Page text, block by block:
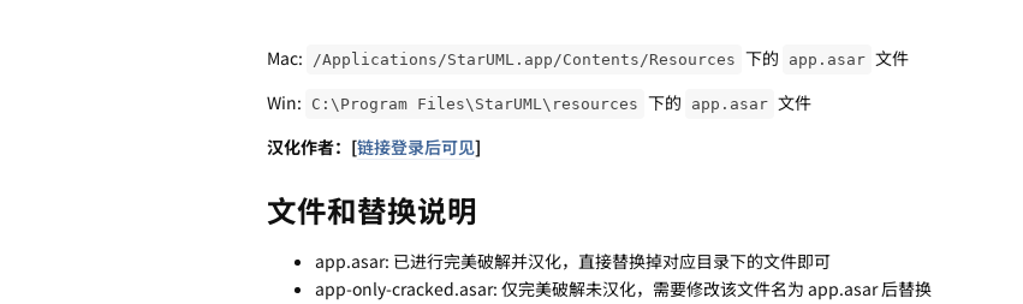
Mac: /Applications/StarUML.app/Contents/Resources 下的 app.asar 文件
Win:
C:\Program Files\StarUML\resources 下的 app.asar 文件
汉化作者：[链接登录后可见]
文件和替换说明
app.asar: 已进行完美破解并汉化，直接替换掉对应目录下的文件即可
app-only-cracked.asar: 仅完美破解未汉化，需要修改该文件名为 app.asar 后替换